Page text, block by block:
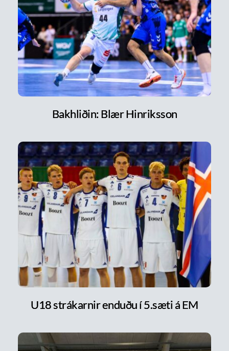
Bakhliðin: Blær Hinriksson
U18 strákarnir enduðu í 5.sæti á EM